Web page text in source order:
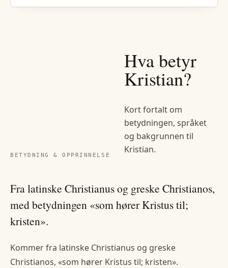
BETYDNING & OPPRINNELSE
Hva betyr
Kristian?
Kort fortalt om
betydningen, språket
og bakgrunnen til
Kristian.
Fra latinske Christianus og greske Christianos,
med betydningen «som hører Kristus til;
kristen».
Kommer fra latinske Christianus og greske
Christianos, «som hører Kristus til; kristen».